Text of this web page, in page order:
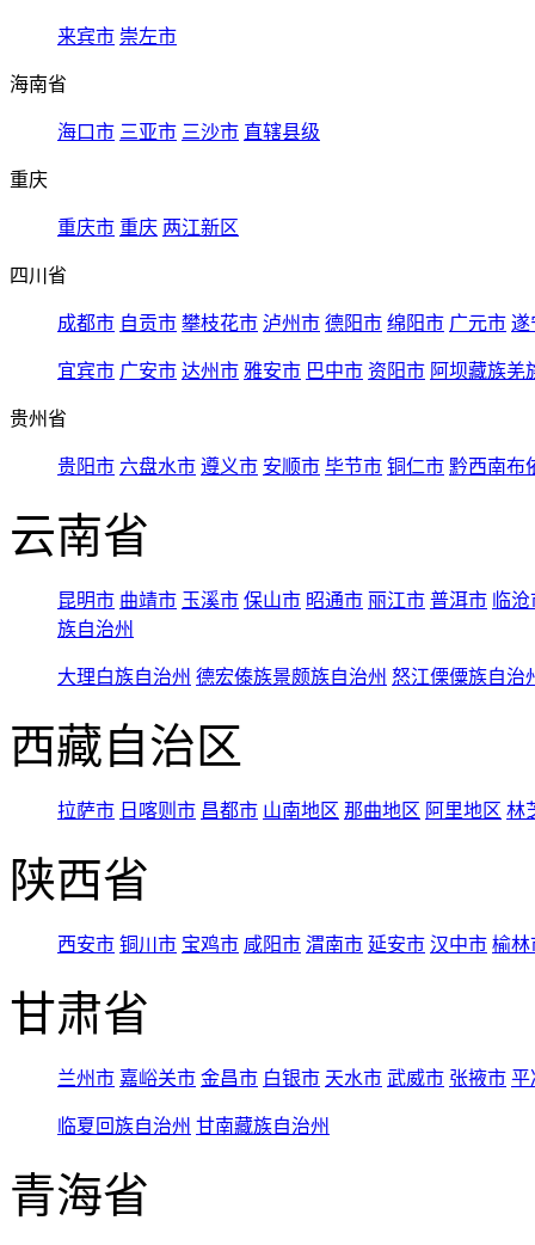
来宾市 崇左市
海南省
海口市 三亚市 三沙市 直辖县级
重庆
重庆市 重庆 两江新区
四川省
成都市 自贡市 攀枝花市 泸州市 德阳市 绵阳市 广元市 遂
宜宾市 广安市 达州市 雅安市 巴中市 资阳市 阿坝藏族羌
贵州省
贵阳市 六盘水市 遵义市 安顺市 毕节市 铜仁市 黔西南布
云南省
昆明市 曲靖市 玉溪市 保山市 昭通市 丽江市 普洱市 临
族自治州
大理白族自治州 德宏傣族景颇族自治州 怒江傈僳族自治
西藏自治区
拉萨市 日喀则市 昌都市 山南地区 那曲地区 阿里地区 林
陕西省
西安市 铜川市 宝鸡市 咸阳市 渭南市 延安市 汉中市 榆林
甘肃省
兰州市 嘉峪关市 金昌市 白银市 天水市 武威市 张掖市 平
临夏回族自治州 甘南藏族自治州
青海省